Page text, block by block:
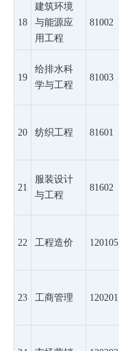
18
建筑环境
与能源应
用工程
81002
19
给排水科
学与工程
81003
20 纺织工程 81601
21
服装设计
与工程
81602
22 工程造价 120105
23 工商管理 120201